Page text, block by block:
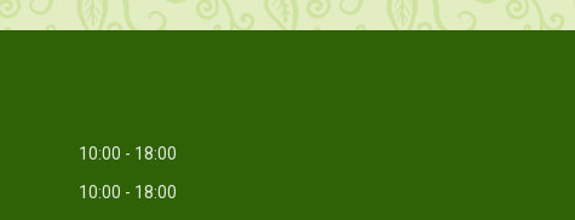
10:00
18:00
10:00
18:00